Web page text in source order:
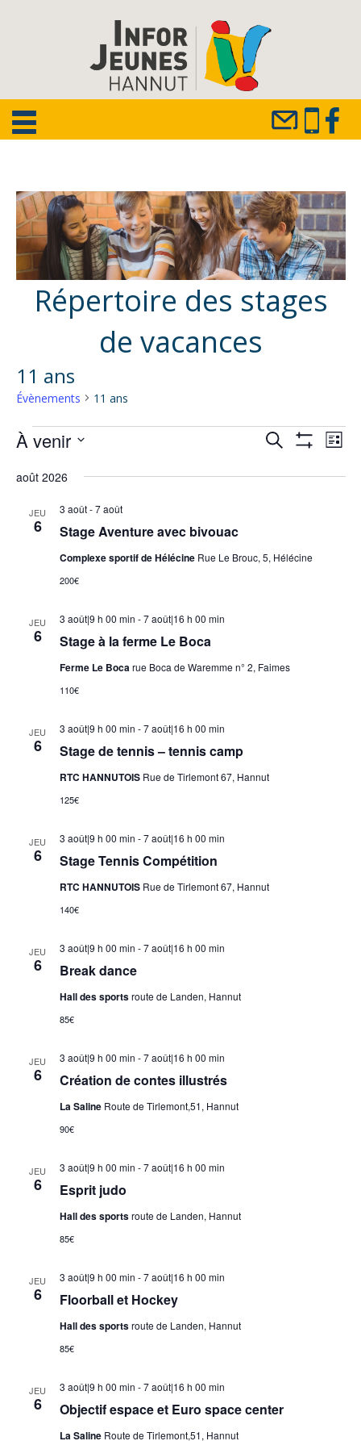
Répertoire des stages
de vacances
11 ans
Évènements 11 ans
Évènements
Recherche
navigation
Évènements
Recherche
Filtres
Liste
À venir
une
août 2026
JEU
6 Stage Aventure avec bivouac
3 août-7 août
Complexe sportif de Hélécine Rue Le Brouc, 5, Hélécine
200€
JEU
6 Stage à la ferme Le Boca
3 août|9 h 00 min -7 août|16 h 00 min
Ferme Le Bocarue Boca de Waremme n° 2, Faimes
110€
JEU
6 Stage de tennis – tennis camp
3 août|9 h 00 min -7 août|16 h 00 min
RTC HANNUTOIS Rue de Tirlemont 67, Hannut
125€
JEU
6 Stage Tennis Compétition
3 août|9 h 00 min -7 août|16 h 00 min
RTC HANNUTOIS Rue de Tirlemont 67, Hannut
140€
JEU
6 Break dance
3 août|9 h 00 min -7 août|16 h 00 min
Hall des sportsroute de Landen, Hannut
85€
JEU
6 Création de contes illustrés
3 août|9 h 00 min -7 août|16 h 00 min
La Saline Route de Tirlemont,51, Hannut
90€
JEU
6 Esprit judo
3 août|9 h 00 min -7 août|16 h 00 min
Hall des sportsroute de Landen, Hannut
85€
JEU
6 Floorball et Hockey
3 août|9 h 00 min -7 août|16 h 00 min
Hall des sportsroute de Landen, Hannut
85€
JEU
6 Objectif espace et Euro space center
3 août|9 h 00 min -7 août|16 h 00 min
La Saline Route de Tirlemont,51, Hannut